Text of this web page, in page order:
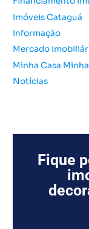
Imóveis Cataguá
Informação
Mercado
Minha Casa
Notícias
Fique